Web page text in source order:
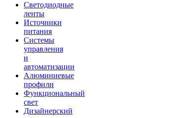
Светодиодные
ленты
Источники
питания
Системы
управления
и
автоматизации
Алюминиевые
профили
Функциональный
свет
Дизайнерский